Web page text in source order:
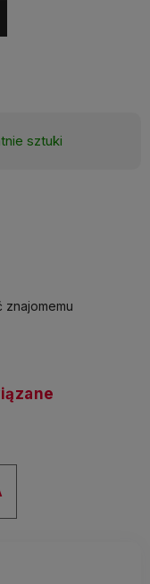
sztuki
znajomemu